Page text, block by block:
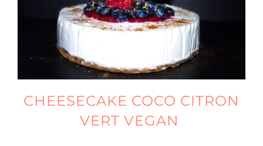
CHEESECAKE COCO CITRON
VERT VEGAN